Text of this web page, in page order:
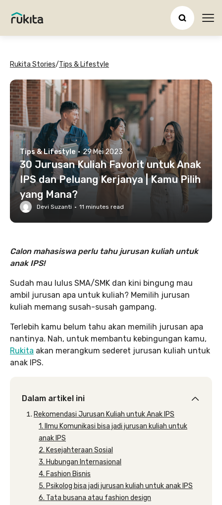
Rukita Stories/Tips & Lifestyle
Tips & Lifestyle · 29 Mei 2023
30 Jurusan Kuliah Favorit untuk Anak
IPS dan Peluang Kerjanya | Kamu Pilih
yang Mana?
Devi Suzanti · 11 minutes read
Calon mahasiswa perlu tahu jurusan kuliah untuk
anak IPS!
Sudah mau lulus SMA/SMK dan kini bingung mau
ambil jurusan apa untuk kuliah? Memilih jurusan
kuliah memang susah-susah gampang.
Terlebih kamu belum tahu akan memilih jurusan apa
nantinya. Nah, untuk membantu kebingungan kamu,
Rukita akan merangkum sederet jurusan kuliah untuk
anak IPS.
Dalam artikel ini
Rekomendasi Jurusan Kuliah untuk Anak IPS
1. Ilmu Komunikasi bisa jadi jurusan kuliah untuk
anak IPS
2. Kesejahteraan Sosial
3. Hubungan Internasional
4. Fashion Bisnis
5. Psikolog bisa jadi jurusan kuliah untuk anak IPS
6. Tata busana atau fashion design